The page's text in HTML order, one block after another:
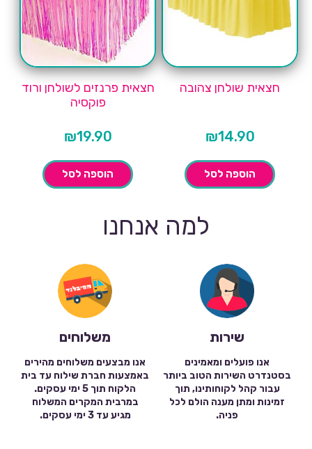
חצאית שולחן צהובה
₪14.90
הוספה לסל
חצאית פרנזים לשולחן ורוד
פוקסיה
₪19.90
הוספה לסל
למה אנחנו
שירות
אנו פועלים ומאמינים
בסטנדרט השירות הטוב ביותר
עבור קהל לקוחותינו, תוך
זמינות ומתן מענה הולם לכל
פניה.
משלוחים
אנו מבצעים משלוחים מהירים
באמצעות חברת שילוח עד בית
הלקוח תוך 5 ימי עסקים.
במרבית המקרים המשלוח
מגיע עד 3 ימי עסקים.